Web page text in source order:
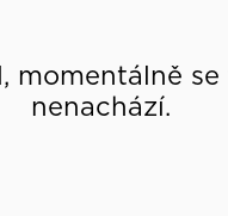
momentálně
nenachází.